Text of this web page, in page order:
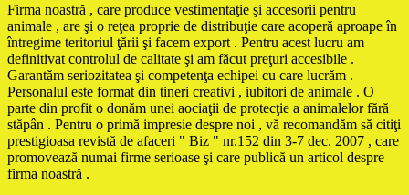
Firma noastră , care produce vestimentaţie şi accesorii pentru
animale , are şi o reţea proprie de distribuţie care acoperă aproape în
întregime teritoriul ţării şi facem export . Pentru acest lucru am
definitivat controlul de calitate şi am făcut preţuri accesibile .
Garantăm seriozitatea şi competenţa echipei cu care lucrăm .
Personalul este format din tineri creativi , iubitori de animale . O
parte din profit o donăm unei aociaţii de protecţie a animalelor fără
stăpân . Pentru o primă impresie despre noi , vă recomandăm să citiţi
prestigioasa revistă de afaceri " Biz " nr.152 din 3-7 dec. 2007 , care
promovează numai firme serioase şi care publică un articol despre
firma noastră .